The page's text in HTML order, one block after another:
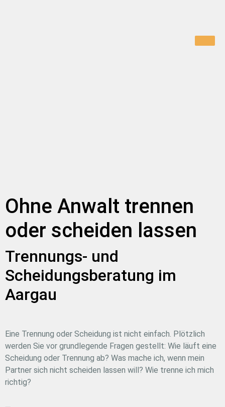
Ohne Anwalt trennen
oder scheiden lassen
Trennungs- und
Scheidungsberatung im
Aargau
Eine Trennung oder Scheidung ist nicht einfach. Plötzlich
werden Sie vor grundlegende Fragen gestellt: Wie läuft eine
Scheidung oder Trennung ab? Was mache ich, wenn mein
Partner sich nicht scheiden lassen will? Wie trenne ich mich
richtig?